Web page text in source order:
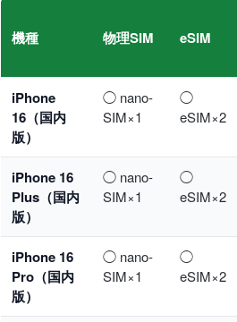
機種 物理SIM eSIM
iPhone
16（国内
版）
◯ nano-
SIM×1
◯
eSIM×2
iPhone 16
Plus（国内
版）
◯ nano-
SIM×1
◯
eSIM×2
iPhone 16
Pro（国内
版）
◯ nano-
SIM×1
◯
eSIM×2